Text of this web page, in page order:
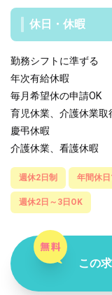
休日・休暇
勤務シフトに準ずる
年次有給休暇
毎月希望休の申請OK
育児休業、介護休業取
慶弔休暇
介護休業、看護休暇
週休2日制 年間休
週休2日～3日OK
この